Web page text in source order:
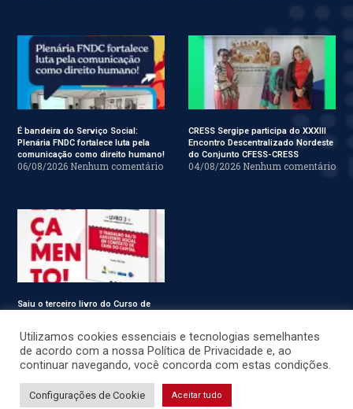
É bandeira do Serviço Social:
Plenária FNDC fortalece luta pela
comunicação como direito humano!
06/08/2026 Nenhum comentário
CRESS Sergipe participa do XXXIII
Encontro Descentralizado Nordeste
do Conjunto CFESS-CRESS
04/08/2026 Nenhum comentário
Saiu o terceiro livro do Curso de
© CRESS-SE 2022. Todos os Direitos Reservados.
Desenvolvido porJSWEBMIDIA
Utilizamos cookies essenciais e tecnologias semelhantes
de acordo com a nossa Política de Privacidade e, ao
continuar navegando, você concorda com estas condições.
Configurações de Cookie Aceitar tudo